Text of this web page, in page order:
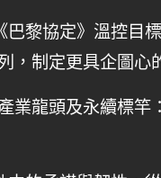
黎協定》溫控目
，制定更具企圖心
業龍頭及永續標竿